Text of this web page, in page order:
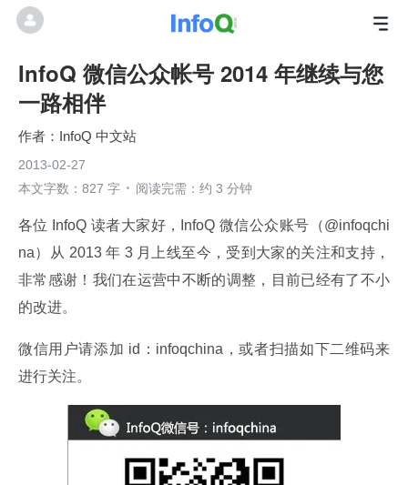
InfoQ 微信公众帐号 2014 年继续与您
一路相伴
InfoQ 中文站
2013-02-27
本文字数：827 字
阅读完需：约 3 分钟
各位 InfoQ 读者大家好，InfoQ 微信公众账号（@infoqchi
na）从 2013 年 3 月上线至今，受到大家的关注和支持，
非常感谢！我们在运营中不断的调整，目前已经有了不小
的改进。
微信用户请添加 id：infoqchina，或者扫描如下二维码来
进行关注。